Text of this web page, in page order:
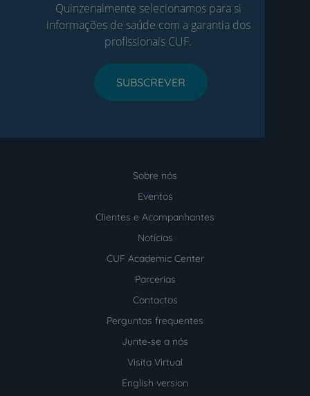
Quinzenalmente selecionamos para si
informações de saúde com a garantia dos
profissionais CUF.
SUBSCREVER
Sobre nós
Eventos
Clientes e Acompanhantes
Notícias
CUF Academic Center
Parcerias
Contactos
Perguntas frequentes
Junte-se a nós
Visita Virtual
English version